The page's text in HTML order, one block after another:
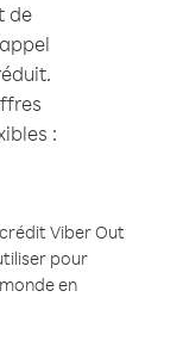
de
:
Viber Out
pour
en